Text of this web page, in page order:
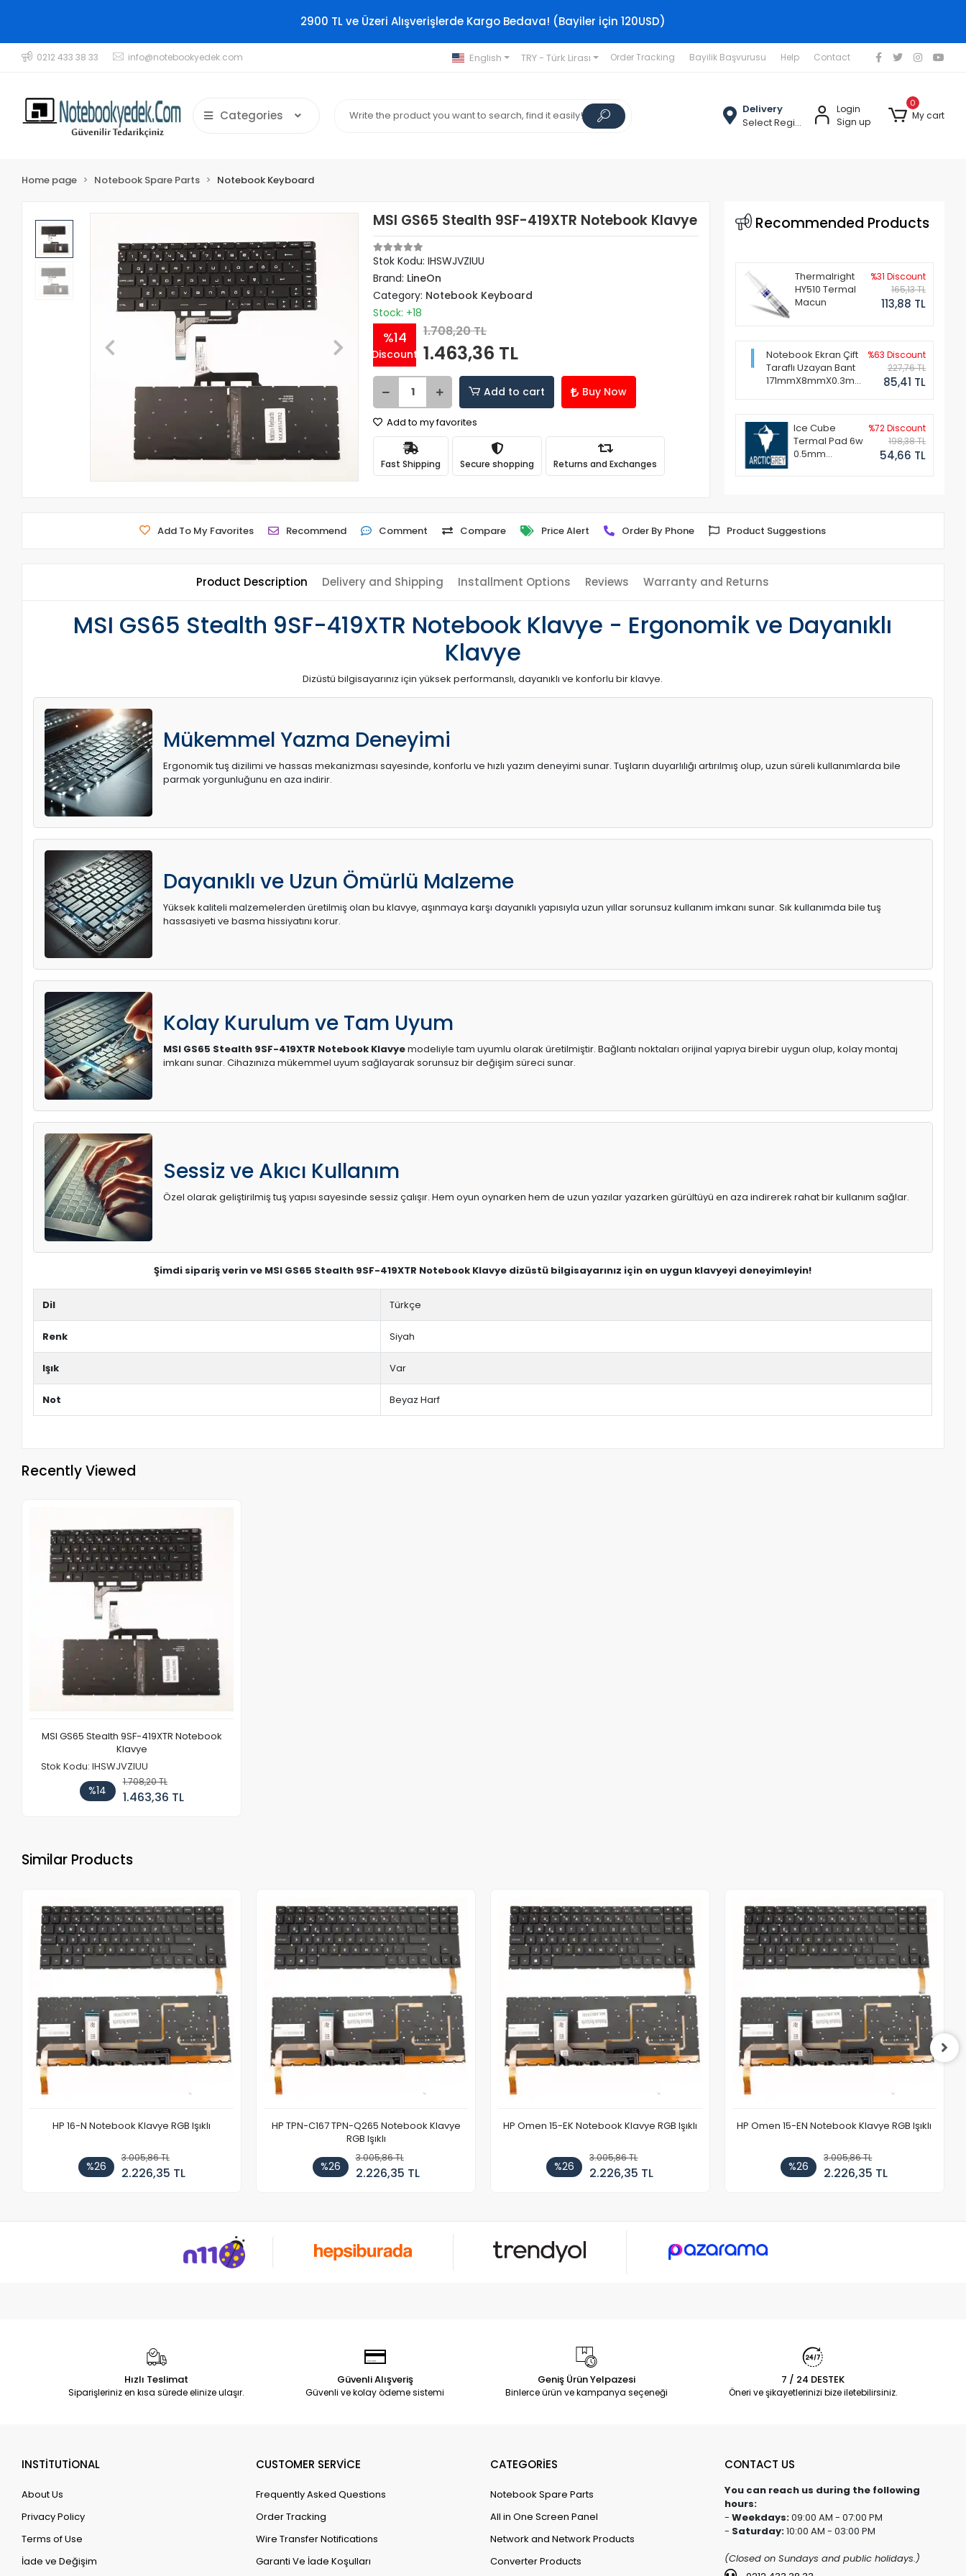
2900 TL ve Üzeri Alışverişlerde Kargo Bedava! (Bayiler için 120USD)
0212 433 38 33 info@notebookyedek.com English TRY - Türk Lirası Order Tracking Bayilik Başvurusu Help Contact
Categories
Delivery
Select Region
Login
Sign up
0
My cart
Home page Notebook Spare Parts Notebook Keyboard
MSI GS65 Stealth 9SF-419XTR Notebook Klavye
Stok Kodu: IHSWJVZIUU
Brand: LineOn
Category: Notebook Keyboard
Stock: +18
%14
Discount
1.708,20 TL
1.463,36 TL
Add to cart Buy Now
Add to my favorites
Fast Shipping Secure shopping Returns and Exchanges
Recommended Products
Thermalright
HY510 Termal
Macun
%31 Discount
165,13 TL
113,88 TL
Notebook Ekran Çift
Taraflı Uzayan Bant
171mmX8mmX0.3mm
%63 Discount
227,76 TL
85,41 TL
Ice Cube
Termal Pad 6w
0.5mm
%72 Discount
198,38 TL
54,66 TL
Add To My Favorites Recommend Comment Compare Price Alert Order By Phone Product Suggestions
Product Description Delivery and Shipping Installment Options Reviews Warranty and Returns
MSI GS65 Stealth 9SF-419XTR Notebook Klavye - Ergonomik ve Dayanıklı
Klavye
Dizüstü bilgisayarınız için yüksek performanslı, dayanıklı ve konforlu bir klavye.
Mükemmel Yazma Deneyimi
Ergonomik tuş dizilimi ve hassas mekanizması sayesinde, konforlu ve hızlı yazım deneyimi sunar. Tuşların duyarlılığı artırılmış olup, uzun süreli kullanımlarda bile
parmak yorgunluğunu en aza indirir.
Dayanıklı ve Uzun Ömürlü Malzeme
Yüksek kaliteli malzemelerden üretilmiş olan bu klavye, aşınmaya karşı dayanıklı yapısıyla uzun yıllar sorunsuz kullanım imkanı sunar. Sık kullanımda bile tuş
hassasiyeti ve basma hissiyatını korur.
Kolay Kurulum ve Tam Uyum
MSI GS65 Stealth 9SF-419XTR Notebook Klavyemodeliyle tam uyumlu olarak üretilmiştir. Bağlantı noktaları orijinal yapıya birebir uygun olup, kolay montaj
imkanı sunar. Cihazınıza mükemmel uyum sağlayarak sorunsuz bir değişim süreci sunar.
Sessiz ve Akıcı Kullanım
Özel olarak geliştirilmiş tuş yapısı sayesinde sessiz çalışır. Hem oyun oynarken hem de uzun yazılar yazarken gürültüyü en aza indirerek rahat bir kullanım sağlar.
Şimdi sipariş verin ve MSI GS65 Stealth 9SF-419XTR Notebook Klavye dizüstü bilgisayarınız için en uygun klavyeyi deneyimleyin!
Dil Türkçe
Renk Siyah
Işık Var
Not Beyaz Harf
Recently Viewed
MSI GS65 Stealth 9SF-419XTR Notebook
Klavye
Stok Kodu: IHSWJVZIUU
%14
1.708,20 TL
1.463,36 TL
Similar Products
HP 16-N Notebook Klavye RGB Işıklı
%26
3.005,86 TL
2.226,35 TL
HP TPN-C167 TPN-Q265 Notebook Klavye
RGB Işıklı
%26
3.005,86 TL
2.226,35 TL
HP Omen 15-EK Notebook Klavye RGB Işıklı
%26
3.005,86 TL
2.226,35 TL
HP Omen 15-EN Notebook Klavye RGB Işıklı
%26
3.005,86 TL
2.226,35 TL
Hızlı Teslimat
Siparişleriniz en kısa sürede elinize ulaşır.
Güvenli Alışveriş
Güvenli ve kolay ödeme sistemi
Geniş Ürün Yelpazesi
Binlerce ürün ve kampanya seçeneği
7 / 24 DESTEK
Öneri ve şikayetlerinizi bize iletebilirsiniz.
INSTİTUTİONAL
About Us
Privacy Policy
Terms of Use
İade ve Değişim
CUSTOMER SERVİCE
Frequently Asked Questions
Order Tracking
Wire Transfer Notifications
Garanti Ve İade Koşulları
CATEGORİES
Notebook Spare Parts
All in One Screen Panel
Network and Network Products
Converter Products
CONTACT US
You can reach us during the following
hours:
- Weekdays:09:00 AM - 07:00 PM
- Saturday:10:00 AM - 03:00 PM
(Closed on Sundays and public holidays.)